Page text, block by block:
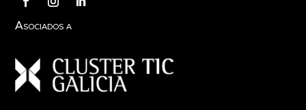
Asociados a